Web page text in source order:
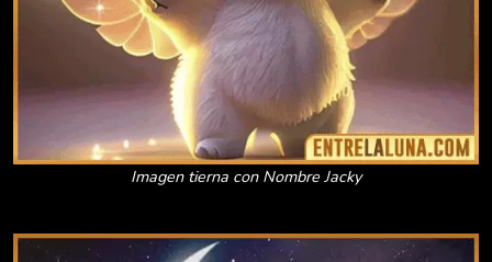
Imagen tierna con Nombre Jacky